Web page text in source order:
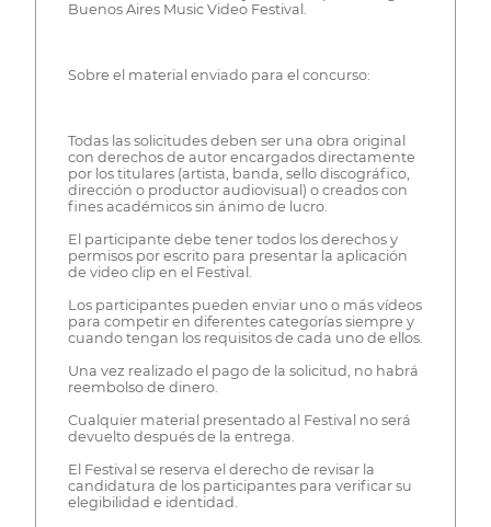
Buenos Aires Music Video Festival.
Sobre el material enviado para el concurso:
Todas las solicitudes deben ser una obra original
con derechos de autor encargados directamente
por los titulares (artista, banda, sello discográfico,
dirección o productor audiovisual) o creados con
fines académicos sin ánimo de lucro.
El participante debe tener todos los derechos y
permisos por escrito para presentar la aplicación
de video clip en el Festival.
Los participantes pueden enviar uno o más vídeos
para competir en diferentes categorías siempre y
cuando tengan los requisitos de cada uno de ellos.
Una vez realizado el pago de la solicitud, no habrá
reembolso de dinero.
Cualquier material presentado al Festival no será
devuelto después de la entrega.
El Festival se reserva el derecho de revisar la
candidatura de los participantes para verificar su
elegibilidad e identidad.